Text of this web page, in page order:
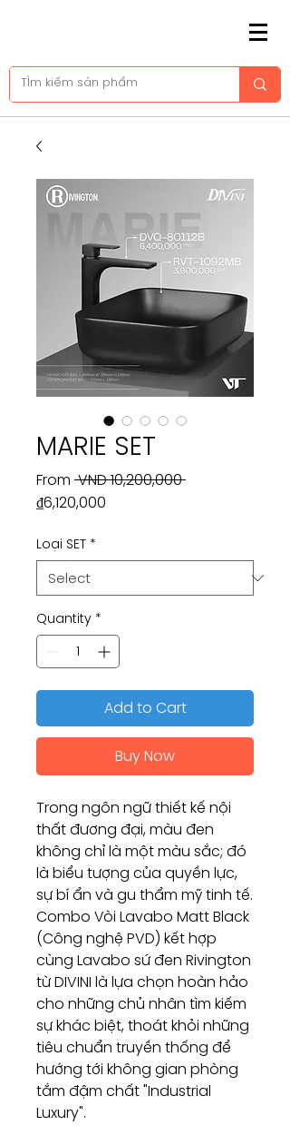
MARIE SET
From VND 10,200,000 Regular
₫6,120,000
Loại SET *
Quantity *
Add to Cart
Buy Now
Trong ngôn ngữ thiết kế nội
thất đương đại, màu đen
không chỉ là một màu sắc; đó
là biểu tượng của quyền lực,
sự bí ẩn và gu thẩm mỹ tinh tế.
Combo Vòi Lavabo Matt Black
(Công nghệ PVD) kết hợp
cùng Lavabo sứ đen Rivington
từ DIVINI là lựa chọn hoàn hảo
cho những chủ nhân tìm kiếm
sự khác biệt, thoát khỏi những
tiêu chuẩn truyền thống để
hướng tới không gian phòng
tắm đậm chất "Industrial
Luxury".